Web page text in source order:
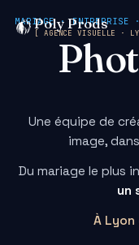
Poly Prods
[ AGENCE VISUELLE ·
MARIAGE · ENTREPRISE
Une équipe de
image,
Du mariage le plus
un
À